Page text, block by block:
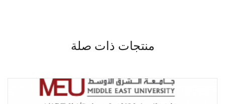
منتجات ذات صلة